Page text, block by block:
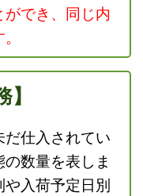
でき、 同じ内
仕入されてい
数量を表しま
入荷予定日別